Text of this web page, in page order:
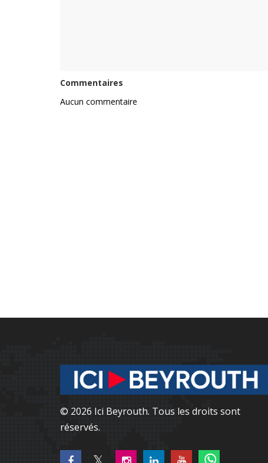
Commentaires
Aucun commentaire
© 2026 Ici Beyrouth. Tous les droits sont
réservés.